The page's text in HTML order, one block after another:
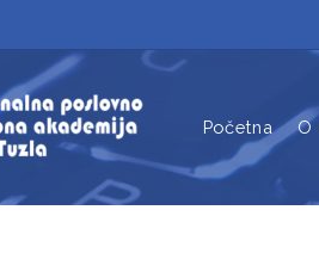
Početna O